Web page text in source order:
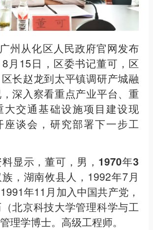
州从化区人民政府官网发布
月15日， 区委书记董可， 区
长赵龙到太平镇调研产城融
深入察看重点产业平台、重
大交通基础设施项目建设现
座谈会，研究部署下一步工
显示，董可，男，1970年3
，湖南攸县人 ，1992年7月
年11月加入中国共产党，
北京科技大学管理科学与工
理学博士。高级工程师。